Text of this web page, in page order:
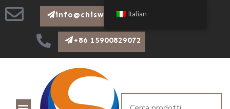
info@chiswear.com
+86 15900829072
Italian